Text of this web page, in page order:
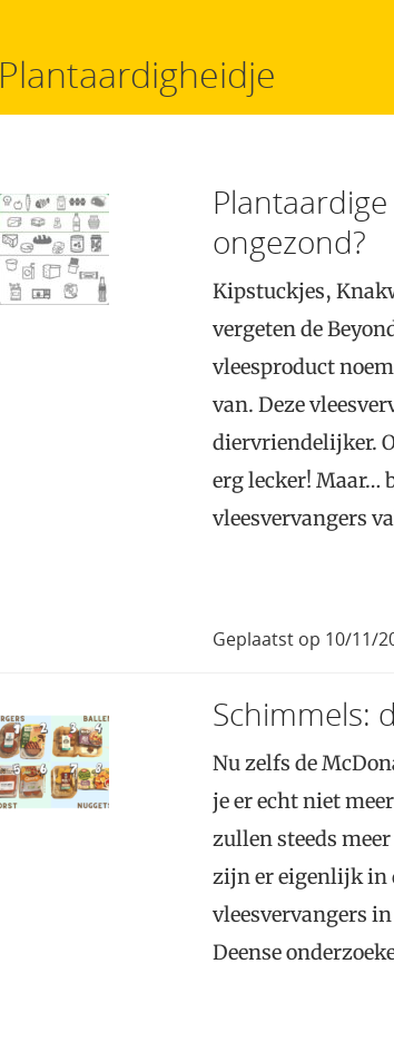
Plantaardigheidje
ongezond?
Kipstuckjes,
vergeten de
vleesproduct
van. Deze
diervriendelijker.
erg lecker! Maar…
vleesvervangers
Geplaatst op 10/11/
Schimmels:
Nu zelfs de
je er echt niet
zullen steeds
zijn er eigenlijk in
vleesvervangers
Deense